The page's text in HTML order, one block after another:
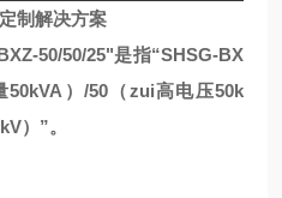
制解决方案
50/50/25"是指“SHSG-BX
）/50（zui高电压50k
）”。